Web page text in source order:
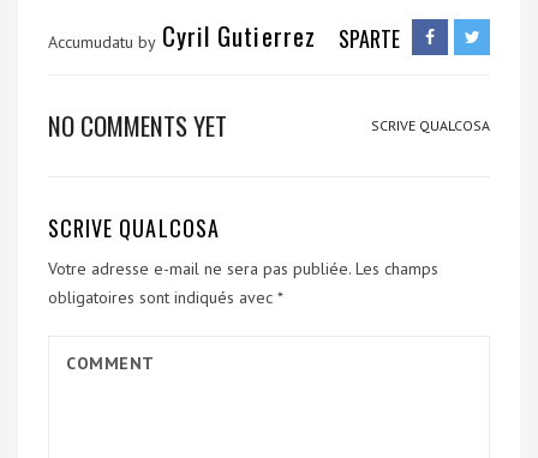
Accumudatu by Cyril Gutierrez SPARTE
NO COMMENTS YET SCRIVE QUALCOSA
SCRIVE QUALCOSA
Votre adresse e-mail ne sera pas publiée. Les champs
obligatoires sont indiqués avec *